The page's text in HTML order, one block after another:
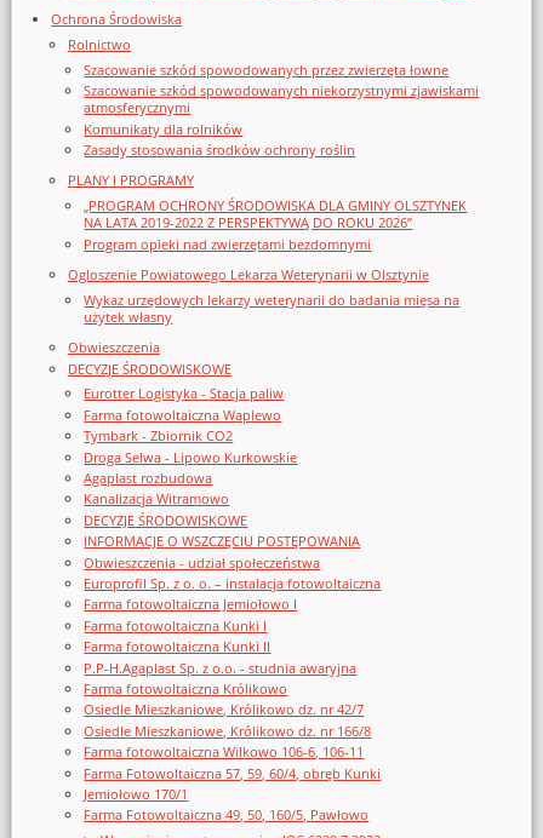
Ochrona Środowiska
Rolnictwo
Szacowanie szkód spowodowanych przez zwierzęta łowne
Szacowanie szkód spowodowanych niekorzystnymi zjawiskami
atmosferycznymi
Komunikaty dla rolników
Zasady stosowania środków ochrony roślin
PLANY I PROGRAMY
„PROGRAM OCHRONY ŚRODOWISKA DLA GMINY OLSZTYNEK
NA LATA 2019-2022 Z PERSPEKTYWĄ DO ROKU 2026”
Program opieki nad zwierzętami bezdomnymi
Ogloszenie Powiatowego Lekarza Weterynarii w Olsztynie
Wykaz urzędowych lekarzy weterynarii do badania mięsa na
użytek własny
Obwieszczenia
DECYZJE ŚRODOWISKOWE
Eurotter Logistyka - Stacja paliw
Farma fotowoltaiczna Waplewo
Tymbark - Zbiornik CO2
Droga Selwa - Lipowo Kurkowskie
Agaplast rozbudowa
Kanalizacja Witramowo
DECYZJE ŚRODOWISKOWE
INFORMACJE O WSZCZĘCIU POSTĘPOWANIA
Obwieszczenia - udział społeczeństwa
Europrofil Sp. z o. o. – instalacja fotowoltaiczna
Farma fotowoltaiczna Jemiołowo I
Farma fotowoltaiczna Kunki I
Farma fotowoltaiczna Kunki II
P.P-H.Agaplast Sp. z o.o. - studnia awaryjna
Farma fotowoltaiczna Królikowo
Osiedle Mieszkaniowe, Królikowo dz. nr 42/7
Osiedle Mieszkaniowe, Królikowo dz. nr 166/8
Farma fotowoltaiczna Wilkowo 106-6, 106-11
Farma Fotowoltaiczna 57, 59, 60/4, obręb Kunki
Jemiołowo 170/1
Farma Fotowoltaiczna 49, 50, 160/5, Pawłowo